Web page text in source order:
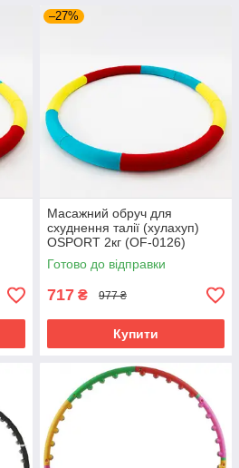
–27%
Масажний обруч для
схуднення талії (хулахуп)
OSPORT 2кг (OF-0126)
Готово до відправки
717 ₴ 977 ₴
Купити